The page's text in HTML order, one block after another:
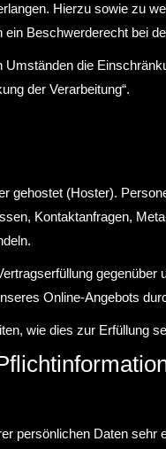
Hierzu sowie zu
Beschwerderecht bei
die
der Verarbeitung“.
gehostet (Hoster).
Kontaktanfragen,
Online-Angebots
wie dies zur Erfüllung
persönlichen Daten